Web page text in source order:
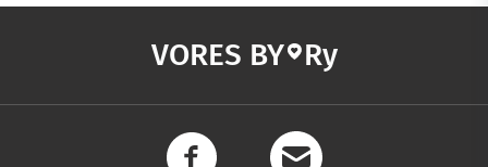
VORES BY Ry